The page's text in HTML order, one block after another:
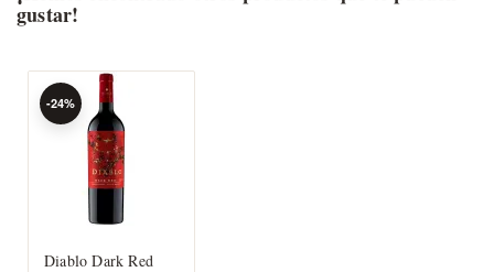
gustar!
Diablo Dark Red
-24%